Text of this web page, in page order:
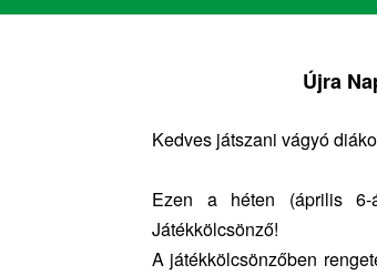
Újra
Kedves játszani vágyó
Ezen a héten (április 6-
Játékkölcsönző!
A játékkölcsönzőben